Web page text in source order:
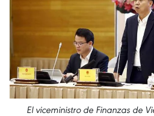
El viceministro de Finanzas de